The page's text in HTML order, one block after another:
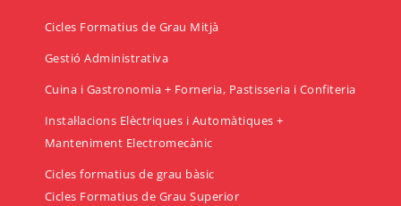
Cicles Formatius de Grau Mitjà
Gestió Administrativa
Cuina i Gastronomia + Forneria, Pastisseria i Confiteria
Instal·lacions Elèctriques i Automàtiques +
Manteniment Electromecànic
Cicles formatius de grau bàsic
Cicles Formatius de Grau Superior